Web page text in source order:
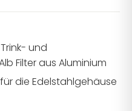
und
Filter aus Aluminium
die Edelstahlgehäuse